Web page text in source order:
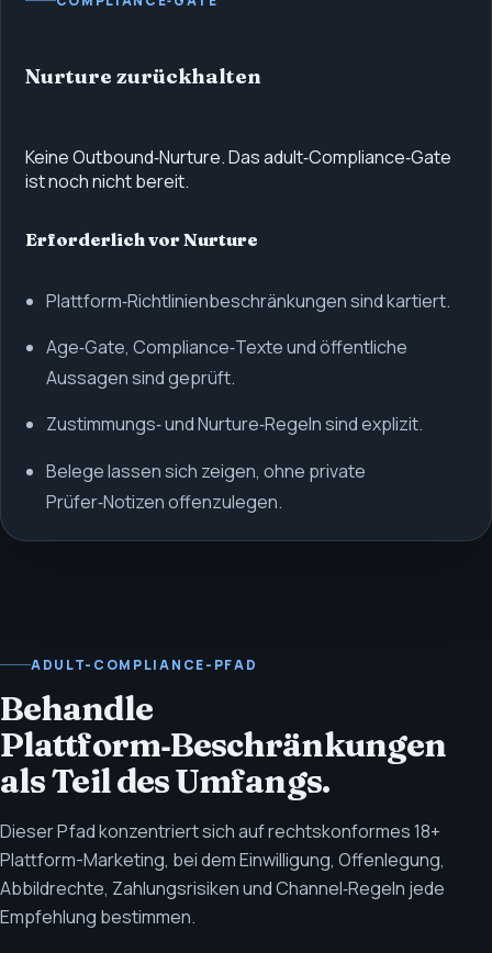
Nurture zurückhalten
Keine Outbound‑Nurture. Das adult‑Compliance‑Gate
ist noch nicht bereit.
Erforderlich vor Nurture
Plattform‑Richtlinienbeschränkungen sind kartiert.
Age‑Gate, Compliance‑Texte und öffentliche
Aussagen sind geprüft.
Zustimmungs‑ und Nurture‑Regeln sind explizit.
Belege lassen sich zeigen, ohne private
Prüfer‑Notizen offenzulegen.
ADULT-COMPLIANCE-PFAD
Behandle
Plattform‑Beschränkungen
als Teil des Umfangs.
Dieser Pfad konzentriert sich auf rechtskonformes 18+
Plattform-Marketing, bei dem Einwilligung, Offenlegung,
Abbildrechte, Zahlungsrisiken und Channel‑Regeln jede
Empfehlung bestimmen.